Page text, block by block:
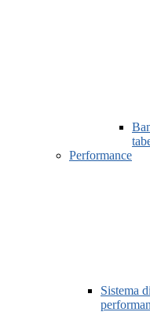
Performance
Sistema